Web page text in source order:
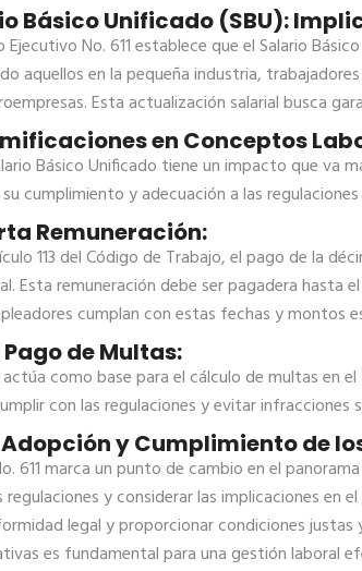
Básico Unificado (SBU):
No. 611 establece que el Salario
aquellos en la pequeña industria,
Esta actualización salarial busca
en Conceptos
Básico Unificado tiene un impacto que va
cumplimiento y adecuación a las
Remuneración:
113 del Código de Trabajo, el pago de la
Esta remuneración debe ser pagadera hasta
cumplan con estas fechas y montos
de Multas:
como base para el cálculo de multas en
con las regulaciones y evitar
y Cumplimiento de
611 marca un punto de cambio en el
regulaciones y considerar las implicaciones
legal y proporcionar condiciones
es fundamental para una gestión laboral